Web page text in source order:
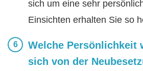
sich um eine sehr
Einsichten erhalten Sie so
Welche Persönlichkeit
sich von der